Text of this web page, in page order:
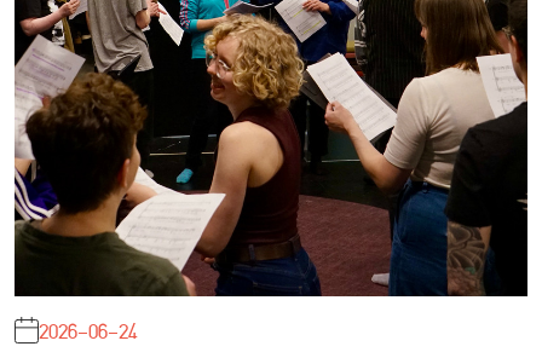
2026-06-24